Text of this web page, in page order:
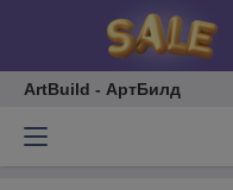
ArtBuild - АртБилд